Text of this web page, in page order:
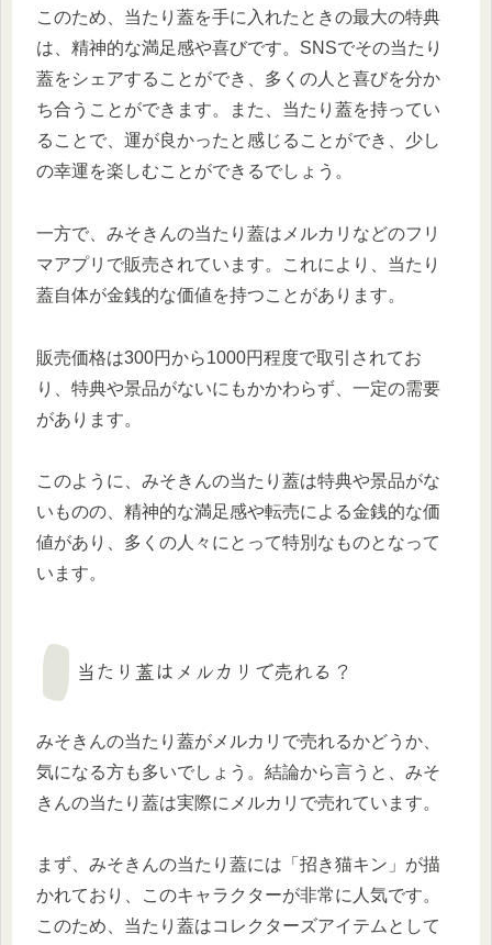
このため、当たり蓋を手に入れたときの最大の特典
は、精神的な満足感や喜びです。SNSでその当たり
蓋をシェアすることができ、多くの人と喜びを分か
ち合うことができます。また、当たり蓋を持ってい
ることで、運が良かったと感じることができ、少し
の幸運を楽しむことができるでしょう。
一方で、みそきんの当たり蓋はメルカリなどのフリ
マアプリで販売されています。これにより、当たり
蓋自体が金銭的な価値を持つことがあります。
販売価格は300円から1000円程度で取引されてお
り、特典や景品がないにもかかわらず、一定の需要
があります。
このように、みそきんの当たり蓋は特典や景品がな
いものの、精神的な満足感や転売による金銭的な価
値があり、多くの人々にとって特別なものとなって
います。
当たり蓋はメルカリで売れる？
みそきんの当たり蓋がメルカリで売れるかどうか、
気になる方も多いでしょう。結論から言うと、みそ
きんの当たり蓋は実際にメルカリで売れています。
まず、みそきんの当たり蓋には「招き猫キン」が描
かれており、このキャラクターが非常に人気です。
このため、当たり蓋はコレクターズアイテムとして